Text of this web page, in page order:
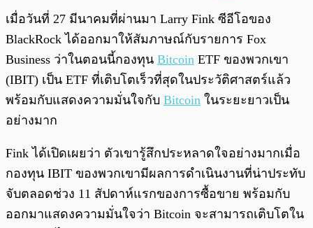
พร้อมเล่น 0:00
เมื่อวันที่ 27 มีนาคมที่ผ่านมา Larry Fink ซีอีโอของ
BlackRock ได้ออกมาให้สัมภาษณ์กับรายการ Fox
Business ว่าในตอนนี้กองทุน Bitcoin ETF ของพวกเขา
(IBIT) เป็น ETF ที่เติบโตเร็วที่สุดในประวัติศาสตร์แล้ว
พร้อมกับแสดงความมั่นใจกับ Bitcoin ในระยะยาวเป็น
อย่างมาก
Fink ได้เปิดเผยว่า ตัวเขารู้สึกประหลาดใจอย่างมากเมื่อ
กองทุน IBIT ของพวกเขามีผลการดำเนินงานที่น่าประทับ
จับตลอดช่วง 11 สัปดาห์แรกของการซื้อขาย พร้อมกับ
ออกมาแสดงความมั่นใจว่า Bitcoin จะสามารถเติบโตใน